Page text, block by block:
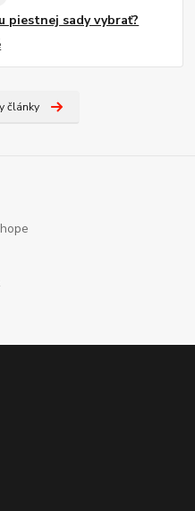
piestnej sady vybrať?
články